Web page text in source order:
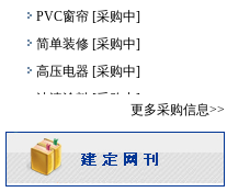
PVC窗帘 [采购中]
简单装修 [采购中]
高压电器 [采购中]
油漆涂料 [采购中]
[采购中]
外墙装饰
低压电器
更多采购信息>>